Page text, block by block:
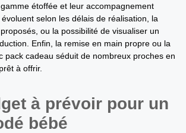
étoffée et leur accompagnement
selon les délais de réalisation, la
ou la possibilité de visualiser un
Enfin, la remise en main propre ou la
pack cadeau séduit de nombreux proches en
à offrir.
à prévoir pour un
bébé